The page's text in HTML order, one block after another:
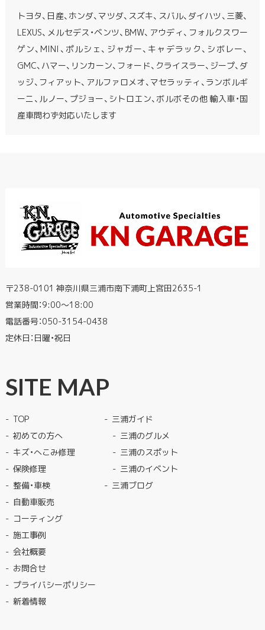
トヨタ、日産、ホンダ、マツダ、スズキ、スバル、ダイハツ、三菱、
LEXUS、メルセデス・ベンツ、BMW、アウディ、フォルクスワー
ゲン、MINI、ポルシェ、ジャガー、キャデラック、シボレー、
GMC、ハマー、リンカーン、フォード、クライスラー、ジープ、ダ
ッジ、フィアット、アルファロメオ、マセラッティ、ランボルギ
ーニ、ルノー、プジョー、シトロエン、ボルボその他 輸入車・国
産車問わず対応いたします
〒238-0101 神奈川県三浦市南下浦町上宮田2635-1
営業時間：9:00〜18:00
電話番号：050-3154-0438
定休日：日曜・祝日
SITE MAP
TOP
初めての方へ
キズ・へこみ修理
保険修理
整備・車検
自動車販売
コーティング
施工事例
会社概要
お問合せ
プライバシーポリシー
新着情報
三浦ガイド
三浦のグルメ
三浦のスポット
三浦のイベント
三浦ブログ